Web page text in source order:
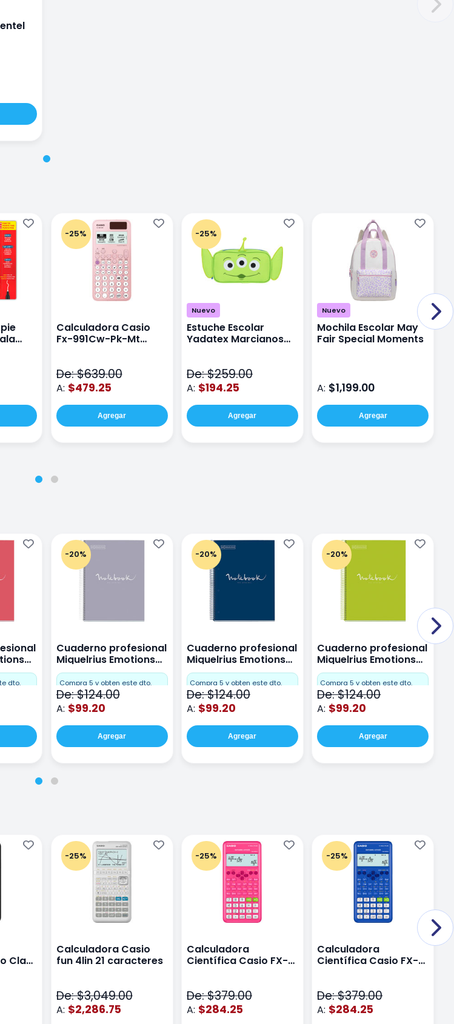
-25%
Calculadora Casio
Fx-991Cw-Pk-Mt
De: $639.00
A: $479.25
Agregar
-25%
Nuevo
Estuche Escolar
Yadatex Marcianos
De: $259.00
A: $194.25
Agregar
Nuevo
Mochila Escolar May
Fair Special Moments
A: $1,199.00
Agregar
dto.
-20%
Cuaderno profesional
Miquelrius Emotions
raya 80 hojas Gris
Compra 5 y obten este dto.
De: $124.00
A: $99.20
Agregar
-20%
Cuaderno profesional
Miquelrius Emotions
Dots 80 hojas
Compra 5 y obten este dto.
De: $124.00
A: $99.20
Agregar
-20%
Cuaderno profesional
Miquelrius Emotions
Dots 80 hojas Lima
Compra 5 y obten este dto.
De: $124.00
A: $99.20
Agregar
Class
-25%
Calculadora Casio
fun 4lin 21 caracteres
De: $3,049.00
A: $2,286.75
-25%
Calculadora
Científica Casio FX-
De: $379.00
A: $284.25
-25%
Calculadora
Científica Casio FX-
De: $379.00
A: $284.25